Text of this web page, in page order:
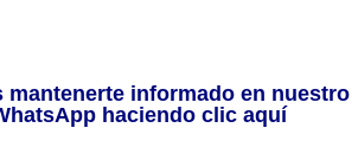
mantenerte informado en nuestro
haciendo clic aquí